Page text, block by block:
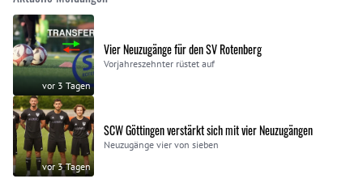
vor 3 Tagen
Vier Neuzugänge für den SV Rotenberg
Vorjahreszehnter rüstet auf
vor 3 Tagen
SCW Göttingen verstärkt sich mit vier Neuzugängen
Neuzugänge vier von sieben